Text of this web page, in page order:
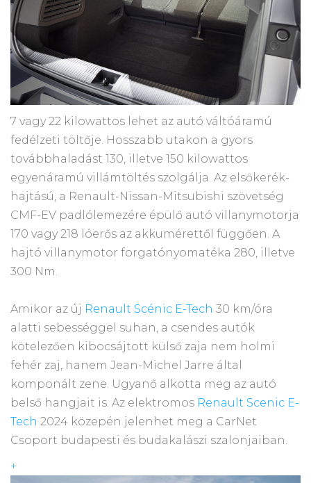
7 vagy 22 kilowattos lehet az autó váltóáramú
fedélzeti töltője. Hosszabb utakon a gyors
továbbhaladást 130, illetve 150 kilowattos
egyenáramú villámtöltés szolgálja. Az elsőkerék-
hajtású, a Renault-Nissan-Mitsubishi szövetség
CMF-EV padlólemezére épülő autó villanymotorja
170 vagy 218 lóerős az akkumérettől függően. A
hajtó villanymotor forgatónyomatéka 280, illetve
300 Nm.
Amikor az új Renault Scénic E-Tech 30 km/óra
alatti sebességgel suhan, a csendes autók
kötelezően kibocsájtott külső zaja nem holmi
fehér zaj, hanem Jean-Michel Jarre által
komponált zene. Ugyanő alkotta meg az autó
belső hangjait is. Az elektromos Renault Scenic E-
Tech 2024 közepén jelenhet meg a CarNet
Csoport budapesti és budakalászi szalonjaiban.
+